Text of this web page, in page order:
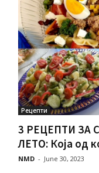
Рецепти
3 РЕЦЕПТИ ЗА
ЛЕТО: Која од
NMD - June 30, 2023